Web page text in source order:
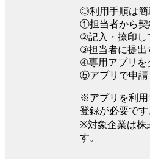
◎利用手順は
①担当者から契
②記入・捺印し
③担当者に提出
④専用アプリを
⑤アプリで申請
※アプリを利用
登録が必要です
※対象企業は株
す。